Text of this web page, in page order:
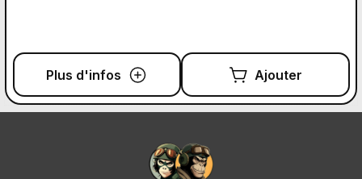
Plus d'infos Ajouter